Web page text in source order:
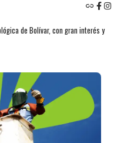
de Bolívar, con gran interés y